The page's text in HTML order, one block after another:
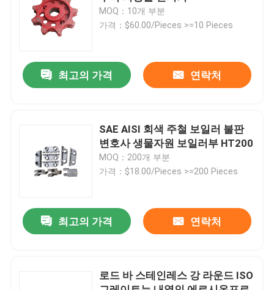
접촉
보일러 가열로 부분
탄소강판
무계목 강관
MOQ：10개 부분
가격：$60.00/Pieces >=10 Pieces
최고의 가격 연락처
SAE AISI 회색 주철 보일러 불판
변호사 생물자원 보일러부 HT200
MOQ：200개 부분
가격：$18.00/Pieces >=200 Pieces
최고의 가격 연락처
로드 바 스테인레스 강 라운드 ISO